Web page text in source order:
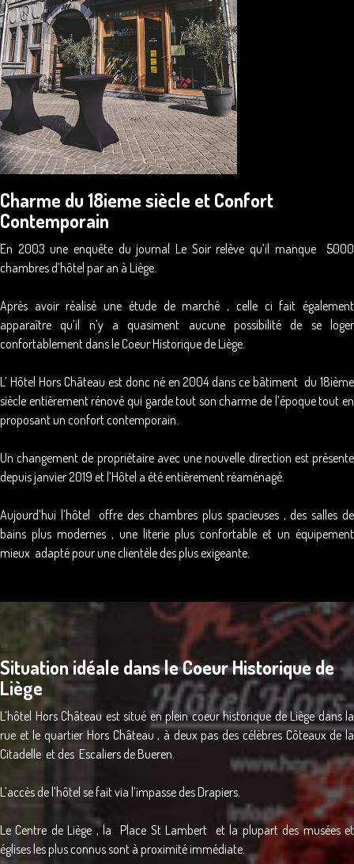
Charme du 18ieme siècle et Confort
Contemporain
En 2003 une enquête du journal Le Soir relève qu’il manque 5000
chambres d’hôtel par an à Liège.
Après avoir réalisé une étude de marché , celle ci fait également
apparaître qu’il n’y a quasiment aucune possibilité de se loger
confortablement dans le Coeur Historique de Liège.
L’ Hôtel Hors Château est donc né en 2004 dans ce bâtiment du 18ième
siècle entièrement rénové qui garde tout son charme de l’époque tout en
proposant un confort contemporain.
Un changement de propriétaire avec une nouvelle direction est présente
depuis janvier 2019 et l’Hôtel a été entièrement réaménagé.
Aujourd’hui l’hôtel offre des chambres plus spacieuses , des salles de
bains plus modernes , une literie plus confortable et un équipement
mieux adapté pour une clientèle des plus exigeante.
Situation idéale dans le Coeur Historique de
Liège
L’hôtel Hors Château est situé en plein coeur historique de Liège dans la
rue et le quartier Hors Château , à deux pas des célèbres Côteaux de la
Citadelle et des Escaliers de Bueren.
L’accès de l’hôtel se fait via l’impasse des Drapiers.
Le Centre de Liège , la Place St Lambert et la plupart des musées et
églises les plus connus sont à proximité immédiate.